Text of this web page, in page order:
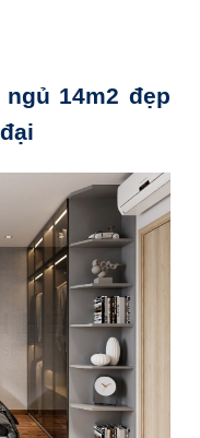
14m2 đẹp